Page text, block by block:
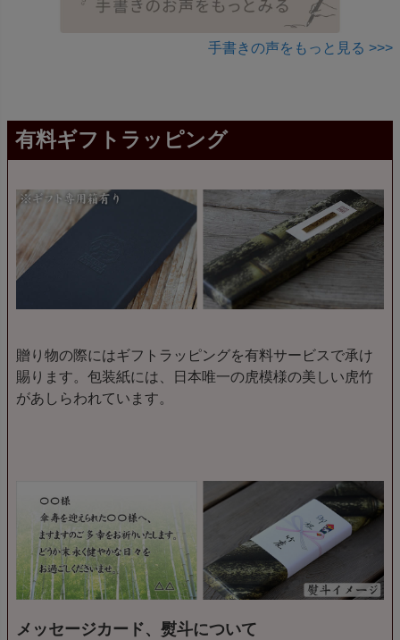
手書きの声をもっと見る >>>
有料ギフトラッピング
贈り物の際にはギフトラッピングを有料サービスで承け
賜ります。包装紙には、日本唯一の虎模様の美しい虎竹
があしらわれています。
メッセージカード、熨斗について